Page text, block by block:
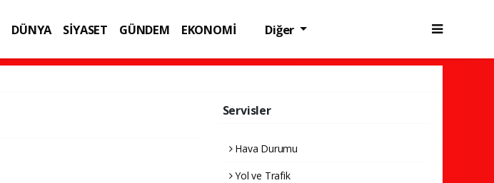
DÜNYA SİYASET GÜNDEM
EKONOMİ
Diğer
Servisler
Hava Durumu
Yol ve Trafik